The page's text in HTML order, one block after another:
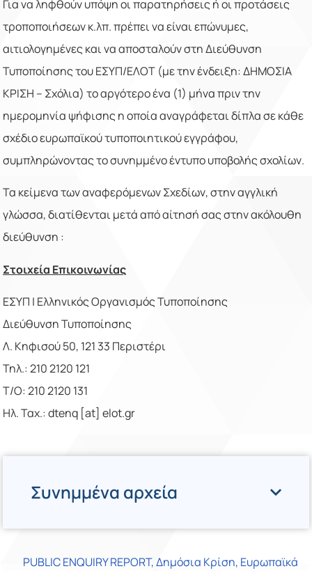
Για να ληφθούν υπόψη οι παρατηρήσεις ή οι προτάσεις
τροποποιήσεων κ.λπ. πρέπει να είναι επώνυμες,
αιτιολογημένες και να αποσταλούν στη Διεύθυνση
Τυποποίησης του ΕΣΥΠ/ΕΛΟΤ (με την ένδειξη: ΔΗΜΟΣΙΑ
ΚΡΙΣΗ – Σχόλια) το αργότερο ένα (1) μήνα πριν την
ημερομηνία ψήφισης η οποία αναγράφεται δίπλα σε κάθε
σχέδιο ευρωπαϊκού τυποποιητικού εγγράφου,
συμπληρώνοντας το συνημμένο έντυπο υποβολής σχολίων.
Τα κείμενα των αναφερόμενων Σχεδίων, στην αγγλική
γλώσσα, διατίθενται μετά από αίτησή σας στην ακόλουθη
διεύθυνση :
Στοιχεία Επικοινωνίας
ΕΣΥΠ | Ελληνικός Οργανισμός Τυποποίησης
Διεύθυνση Τυποποίησης
Λ. Κηφισού 50, 121 33 Περιστέρι
Τηλ.: 210 2120 121
Τ/Ο: 210 2120 131
Ηλ. Ταχ.: dtenq [at] elot.gr
Συνημμένα αρχεία
PUBLIC ENQUIRY REPORT,Δημόσια Κρίση, Ευρωπαϊκά